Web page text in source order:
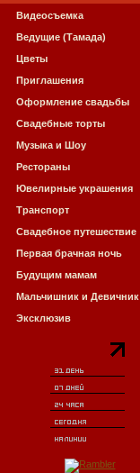
Видеосъемка
Ведущие (Тамада)
Цветы
Приглашения
Оформление свадьбы
Свадебные торты
Музыка и Шоу
Рестораны
Ювелирные украшения
Транспорт
Свадебное путешествие
Первая брачная ночь
Будущим мамам
Мальчишник и Девичник
Эксклюзив